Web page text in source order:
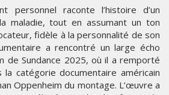
personnel raconte l’histoire d’un
maladie, tout en assumant un ton
fidèle à la personnalité de son
a rencontré un large écho
de Sundance 2025, où il a remporté
catégorie documentaire américain
Oppenheim du montage. L’œuvre a